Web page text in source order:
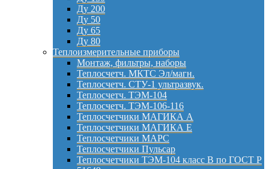
Ду 200
Ду 50
Ду 65
Ду 80
Теплоизмерительные приборы
Монтаж, фильтры, наборы
Теплосчетч. МКТС Эл/магн.
Теплосчетч. СТУ-1 ультразвук.
Теплосчетч. ТЭМ-104
Теплосчетч. ТЭМ-106-116
Теплосчетчики МАГИКА А
Теплосчетчики МАГИКА Е
Теплосчетчики МАРС
Теплосчетчики Пульсар
Теплосчетчики ТЭМ-104 класс B по ГОСТ Р